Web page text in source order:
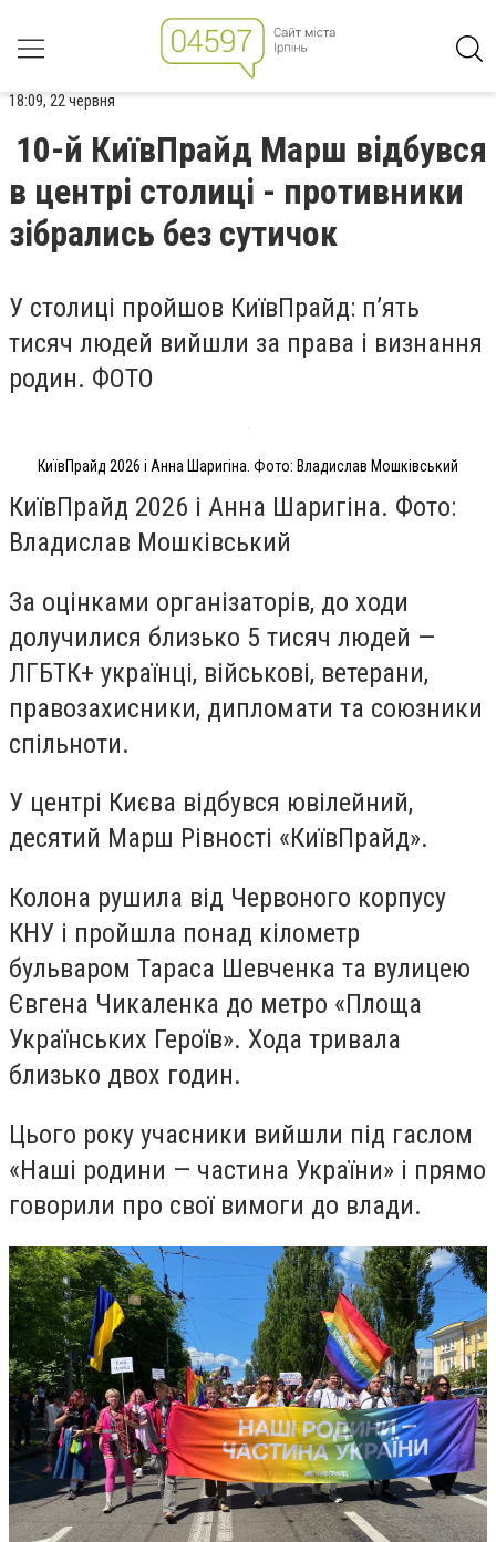
18:09, 22 червня
10-й КиївПрайд Марш відбувся
в центрі столиці - противники
зібрались без сутичок
У столиці пройшов КиївПрайд: п’ять
тисяч людей вийшли за права і визнання
родин. ФОТО
КиївПрайд 2026 і Анна Шаригіна. Фото: Владислав Мошківський
КиївПрайд 2026 і Анна Шаригіна. Фото:
Владислав Мошківський
За оцінками організаторів, до ходи
долучилися близько 5 тисяч людей —
ЛГБТК+ українці, військові, ветерани,
правозахисники, дипломати та союзники
спільноти.
У центрі Києва відбувся ювілейний,
десятий Марш Рівності «КиївПрайд».
Колона рушила від Червоного корпусу
КНУ і пройшла понад кілометр
бульваром Тараса Шевченка та вулицею
Євгена Чикаленка до метро «Площа
Українських Героїв». Хода тривала
близько двох годин.
Цього року учасники вийшли під гаслом
«Наші родини — частина України» і прямо
говорили про свої вимоги до влади.